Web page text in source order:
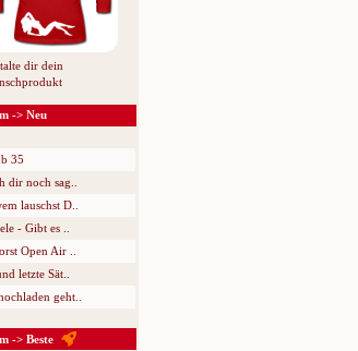
dir dein
-> Neu
35
dir noch sag..
lauschst D..
- Gibt es ..
Open Air ..
letzte Sät..
geht..
-> Beste